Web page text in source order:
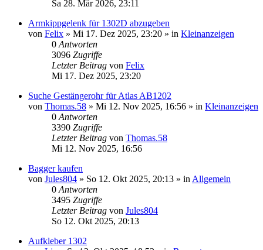
Sa 28. Mär 2026, 23:11
Armkippgelenk für 1302D abzugeben
von Felix » Mi 17. Dez 2025, 23:20 » in Kleinanzeigen
0 Antworten
3096 Zugriffe
Letzter Beitrag von Felix
Mi 17. Dez 2025, 23:20
Suche Gestängerohr für Atlas AB1202
von Thomas.58 » Mi 12. Nov 2025, 16:56 » in Kleinanzeigen
0 Antworten
3390 Zugriffe
Letzter Beitrag von Thomas.58
Mi 12. Nov 2025, 16:56
Bagger kaufen
von Jules804 » So 12. Okt 2025, 20:13 » in Allgemein
0 Antworten
3495 Zugriffe
Letzter Beitrag von Jules804
So 12. Okt 2025, 20:13
Aufkleber 1302